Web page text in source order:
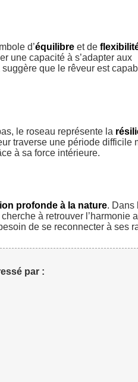
d’équilibre et de
une capacité à s’adapter aux
que le rêveur est
le roseau représente la
traverse une période difficile
à sa force intérieure.
profonde à la nature. Dans
à retrouver l’harmonie
de se reconnecter à ses
par :